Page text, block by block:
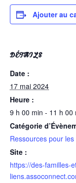
Ajouter au
DÉTAILS
Date :
17 mai 2024
Heure :
9 h 00 min - 11 h 00
Catégorie
Ressources pour
Site :
https://des-familles-